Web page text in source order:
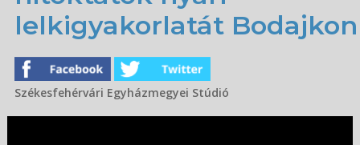
lelkigyakorlatát Bodajkon
Székesfehérvári Egyházmegyei Stúdió